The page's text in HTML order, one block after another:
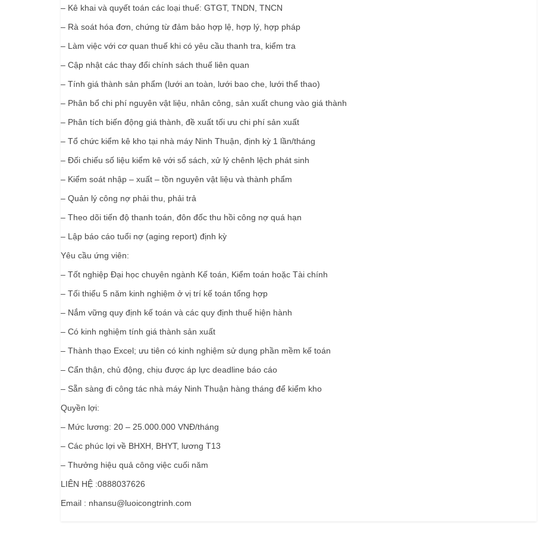
– Kê khai và quyết toán các loại thuế: GTGT, TNDN, TNCN
– Rà soát hóa đơn, chứng từ đảm bảo hợp lệ, hợp lý, hợp pháp
– Làm việc với cơ quan thuế khi có yêu cầu thanh tra, kiểm tra
– Cập nhật các thay đổi chính sách thuế liên quan
– Tính giá thành sản phẩm (lưới an toàn, lưới bao che, lưới thể thao)
– Phân bổ chi phí nguyên vật liệu, nhân công, sản xuất chung vào giá thành
– Phân tích biến động giá thành, đề xuất tối ưu chi phí sản xuất
– Tổ chức kiểm kê kho tại nhà máy Ninh Thuận, định kỳ 1 lần/tháng
– Đối chiếu số liệu kiểm kê với sổ sách, xử lý chênh lệch phát sinh
– Kiểm soát nhập – xuất – tồn nguyên vật liệu và thành phẩm
– Quản lý công nợ phải thu, phải trả
– Theo dõi tiến độ thanh toán, đôn đốc thu hồi công nợ quá hạn
– Lập báo cáo tuổi nợ (aging report) định kỳ
Yêu cầu ứng viên:
– Tốt nghiệp Đại học chuyên ngành Kế toán, Kiểm toán hoặc Tài chính
– Tối thiểu 5 năm kinh nghiệm ở vị trí kế toán tổng hợp
– Nắm vững quy định kế toán và các quy định thuế hiện hành
– Có kinh nghiệm tính giá thành sản xuất
– Thành thạo Excel; ưu tiên có kinh nghiệm sử dụng phần mềm kế toán
– Cẩn thận, chủ động, chịu được áp lực deadline báo cáo
– Sẵn sàng đi công tác nhà máy Ninh Thuận hàng tháng để kiểm kho
Quyền lợi:
– Mức lương: 20 – 25.000.000 VNĐ/tháng
– Các phúc lợi về BHXH, BHYT, lương T13
– Thưởng hiệu quả công việc cuối năm
LIÊN HỆ :0888037626
Email : nhansu@luoicongtrinh.com